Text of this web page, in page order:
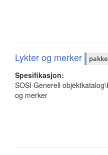
Lykter og merker pakke
Spesifikasjon:
SOSI Generell
og merker